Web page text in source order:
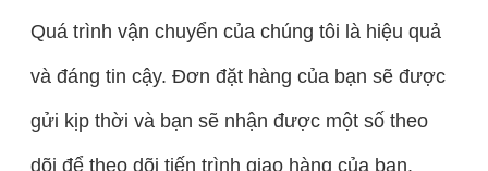
Quá trình vận chuyển của chúng tôi là hiệu quả
và đáng tin cậy. Đơn đặt hàng của bạn sẽ được
gửi kịp thời và bạn sẽ nhận được một số theo
dõi để theo dõi tiến trình giao hàng của bạn.